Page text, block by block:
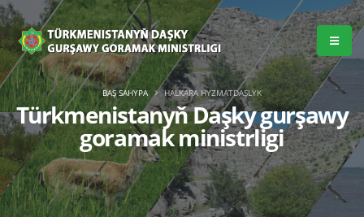
Türkmenistanyň Daşky gurşawy
goramak ministrligi
BAŞ SAHYPA HALKARA HYZMATDAŞLYK